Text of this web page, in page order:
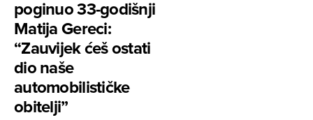
poginuo 33-godišnji
Matija Gereci:
“Zauvijek ćeš ostati
dio naše
automobilističke
obitelji”